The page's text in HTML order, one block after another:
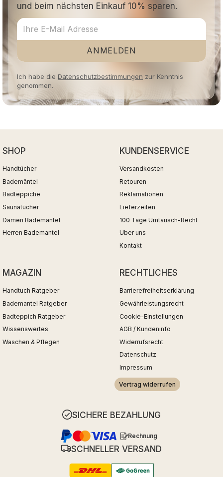
und beim nächsten Einkauf 10% sparen.
ANMELDEN
Ich habe die Datenschutzbestimmungen zur Kenntnis
genommen.
SHOP
Handtücher
Bademäntel
Badteppiche
Saunatücher
Damen Bademantel
Herren Bademantel
KUNDENSERVICE
Versandkosten
Retouren
Reklamationen
Lieferzeiten
100 Tage Umtausch-Recht
Über uns
Kontakt
MAGAZIN
Handtuch Ratgeber
Bademantel Ratgeber
Badteppich Ratgeber
Wissenswertes
Waschen & Pflegen
RECHTLICHES
Barrierefreiheitserklärung
Gewährleistungsrecht
Cookie-Einstellungen
AGB / Kundeninfo
Widerrufsrecht
Datenschutz
Impressum
Vertrag widerrufen
SICHERE BEZAHLUNG
Rechnung
SCHNELLER VERSAND